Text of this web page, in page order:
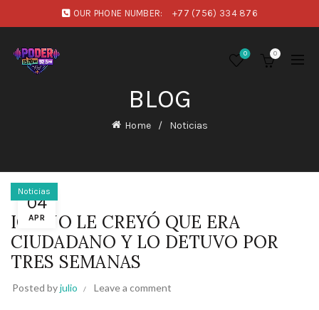
OUR PHONE NUMBER: +77 (756) 334 876
0 0
BLOG
Home Noticias
04
APR
Noticias
ICE NO LE CREYÓ QUE ERA
CIUDADANO Y LO DETUVO POR
TRES SEMANAS
Posted byjulio Leave a comment